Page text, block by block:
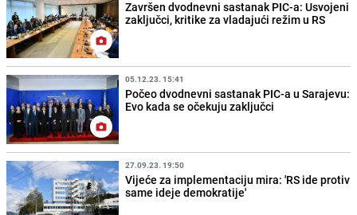
Završen dvodnevni sastanak PIC-a: Usvojeni
zaključci, kritike za vladajući režim u RS
05.12.23. 15:41
Počeo dvodnevni sastanak PIC-a u Sarajevu:
Evo kada se očekuju zaključci
27.09.23. 19:50
Vijeće za implementaciju mira: 'RS ide protiv
same ideje demokratije'